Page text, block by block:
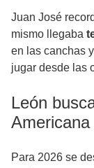
Juan José
mismo llegaba
en las canchas
jugar desde las
León
Para 2026 se